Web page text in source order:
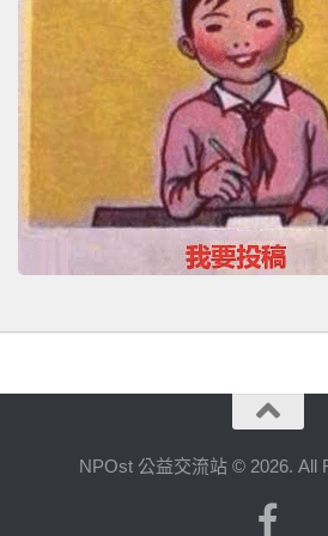
NPOst 公益交流站 © 2026. All